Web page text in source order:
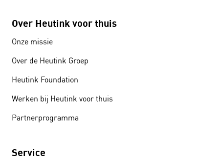
Over Heutink voor thuis
Onze missie
Over de Heutink Groep
Heutink Foundation
Werken bij Heutink voor thuis
Partnerprogramma
Service